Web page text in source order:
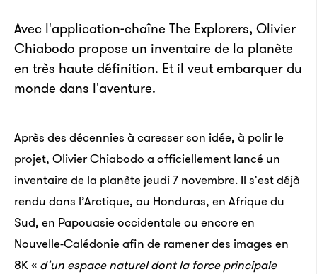
Avec l'application-chaîne The Explorers, Olivier
Chiabodo propose un inventaire de la planète
en très haute définition. Et il veut embarquer du
monde dans l'aventure.
Après des décennies à caresser son idée, à polir le
projet, Olivier Chiabodo a officiellement lancé un
inventaire de la planète jeudi 7 novembre. Il s’est déjà
rendu dans l’Arctique, au Honduras, en Afrique du
Sud, en Papouasie occidentale ou encore en
Nouvelle-Calédonie afin de ramener des images en
8K « d’un espace naturel dont la force principale